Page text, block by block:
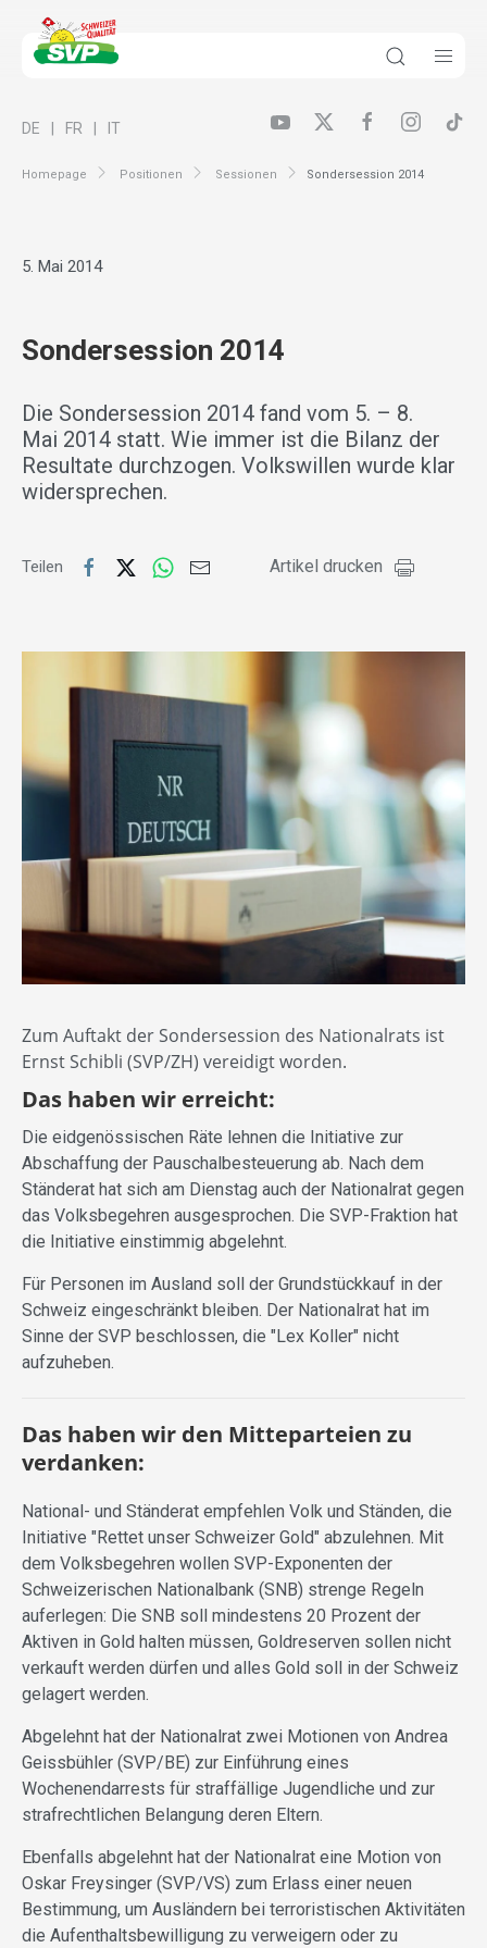
Homepage Positionen Sessionen Sondersession 2014
DE FR IT
5. Mai 2014
Sondersession 2014
Die Sondersession 2014 fand vom 5. – 8.
Mai 2014 statt. Wie immer ist die Bilanz der
Resultate durchzogen. Volkswillen wurde klar
widersprechen.
Teilen Artikel drucken
Zum Auftakt der Sondersession des Nationalrats ist
Ernst Schibli (SVP/ZH) vereidigt worden.
Das haben wir erreicht:
Die eidgenössischen Räte lehnen die Initiative zur
Abschaffung der Pauschalbesteuerung ab. Nach dem
Ständerat hat sich am Dienstag auch der Nationalrat gegen
das Volksbegehren ausgesprochen. Die SVP-Fraktion hat
die Initiative einstimmig abgelehnt.
Für Personen im Ausland soll der Grundstückkauf in der
Schweiz eingeschränkt bleiben. Der Nationalrat hat im
Sinne der SVP beschlossen, die "Lex Koller" nicht
aufzuheben.
Das haben wir den Mitteparteien zu
verdanken:
National- und Ständerat empfehlen Volk und Ständen, die
Initiative "Rettet unser Schweizer Gold" abzulehnen. Mit
dem Volksbegehren wollen SVP-Exponenten der
Schweizerischen Nationalbank (SNB) strenge Regeln
auferlegen: Die SNB soll mindestens 20 Prozent der
Aktiven in Gold halten müssen, Goldreserven sollen nicht
verkauft werden dürfen und alles Gold soll in der Schweiz
gelagert werden.
Abgelehnt hat der Nationalrat zwei Motionen von Andrea
Geissbühler (SVP/BE) zur Einführung eines
Wochenendarrests für straffällige Jugendliche und zur
strafrechtlichen Belangung deren Eltern.
Ebenfalls abgelehnt hat der Nationalrat eine Motion von
Oskar Freysinger (SVP/VS) zum Erlass einer neuen
Bestimmung, um Ausländern bei terroristischen Aktivitäten
die Aufenthaltsbewilligung zu verweigern oder zu